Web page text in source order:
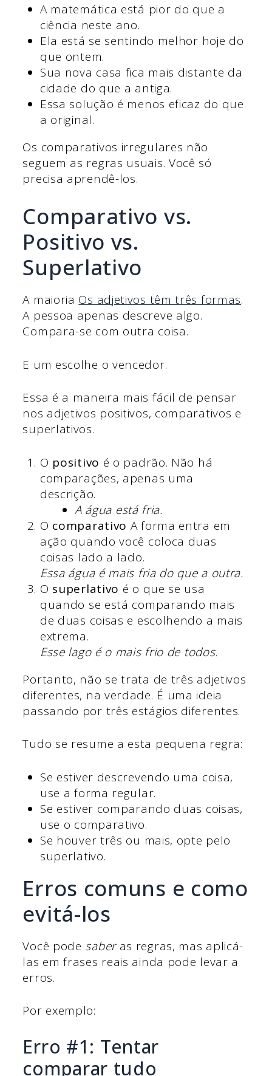
A matemática está pior do que a
ciência neste ano.
Ela está se sentindo melhor hoje do
que ontem.
Sua nova casa fica mais distante da
cidade do que a antiga.
Essa solução é menos eficaz do que
a original.
Os comparativos irregulares não
seguem as regras usuais. Você só
precisa aprendê-los.
Comparativo vs.
Positivo vs.
Superlativo
A maioria Os adjetivos têm três formas.
A pessoa apenas descreve algo.
Compara-se com outra coisa.
E um escolhe o vencedor.
Essa é a maneira mais fácil de pensar
nos adjetivos positivos, comparativos e
superlativos.
O positivo é o padrão. Não há
comparações, apenas uma
descrição.
A água está fria.
O comparativo A forma entra em
ação quando você coloca duas
coisas lado a lado.
Essa água é mais fria do que a outra.
O superlativo é o que se usa
quando se está comparando mais
de duas coisas e escolhendo a mais
extrema.
Esse lago é o mais frio de todos.
Portanto, não se trata de três adjetivos
diferentes, na verdade. É uma ideia
passando por três estágios diferentes.
Tudo se resume a esta pequena regra:
Se estiver descrevendo uma coisa,
use a forma regular.
Se estiver comparando duas coisas,
use o comparativo.
Se houver três ou mais, opte pelo
superlativo.
Erros comuns e como
evitá-los
Você pode saberas regras, mas aplicá-
las em frases reais ainda pode levar a
erros.
Por exemplo:
Erro #1: Tentar
comparar tudo